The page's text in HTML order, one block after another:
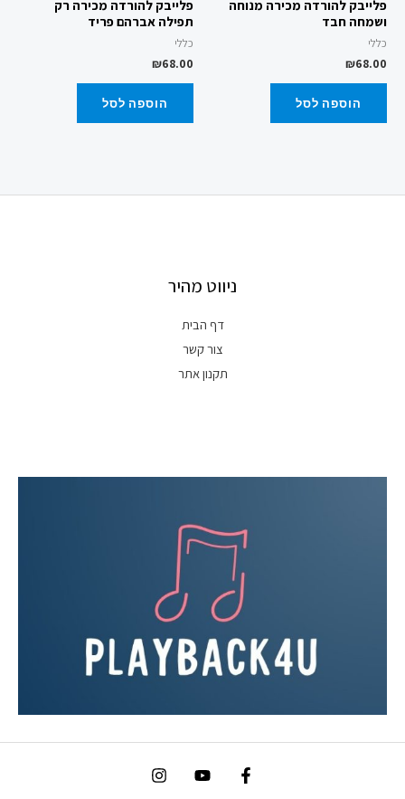
פלייבק להורדה מכירה מנוחה
ושמחה חבד
כללי
₪68.00
הוספה לסל
פלייבק להורדה מכירה רק
תפילה אברהם פריד
כללי
₪68.00
הוספה לסל
ניווט מהיר
דף הבית
צור קשר
תקנון אתר